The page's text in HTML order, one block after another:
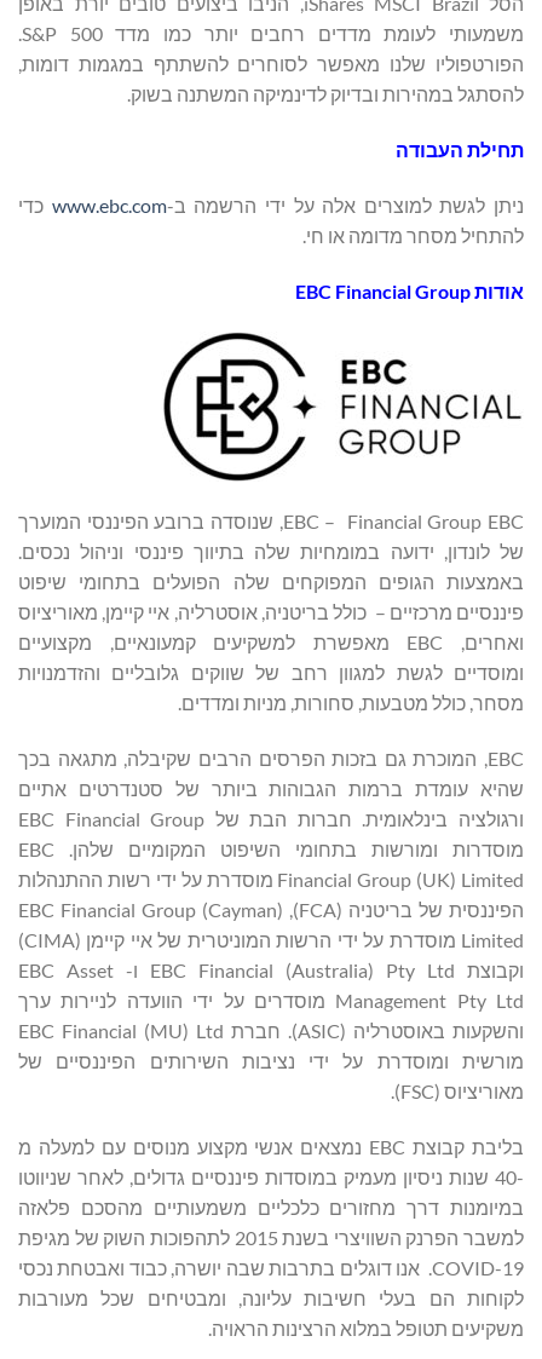
משמעותי לעומת מדדים רחבים יותר כמו מדד S&P 500.
הפורטפוליו שלנו מאפשר לסוחרים להשתתף במגמות דומות,
להסתגל במהירות ובדיוק לדינמיקה המשתנה בשוק.
תחילת העבודה
ניתן לגשת למוצרים אלה על ידי הרשמה ב-www.ebc.com כדי
להתחיל מסחר מדומה או חי.
אודות EBC Financial Group
EBC – Financial Group EBC, שנוסדה ברובע הפיננסי המוערך
של לונדון, ידועה במומחיות שלה בתיווך פיננסי וניהול נכסים.
באמצעות הגופים המפוקחים שלה הפועלים בתחומי שיפוט
פיננסיים מרכזיים – כולל בריטניה, אוסטרליה, איי קיימן, מאוריציוס
ואחרים, EBC מאפשרת למשקיעים קמעונאיים, מקצועיים
ומוסדיים לגשת למגוון רחב של שווקים גלובליים והזדמנויות
מסחר, כולל מטבעות, סחורות, מניות ומדדים.
EBC, המוכרת גם בזכות הפרסים הרבים שקיבלה, מתגאה בכך
שהיא עומדת ברמות הגבוהות ביותר של סטנדרטים אתיים
ורגולציה בינלאומית. חברות הבת של EBC Financial Group
מוסדרות ומורשות בתחומי השיפוט המקומיים שלהן. EBC
Financial Group (UK) Limited מוסדרת על ידי רשות ההתנהלות
הפיננסית של בריטניה (FCA), EBC Financial Group (Cayman)
Limited מוסדרת על ידי הרשות המוניטרית של איי קיימן (CIMA)
וקבוצת EBC Financial (Australia) Pty Ltd ו- EBC Asset
Management Pty Ltd מוסדרים על ידי הוועדה לניירות ערך
והשקעות באוסטרליה (ASIC). חברת EBC Financial (MU) Ltd
מורשית ומוסדרת על ידי נציבות השירותים הפיננסיים של
מאוריציוס (FSC).
בליבת קבוצת EBC נמצאים אנשי מקצוע מנוסים עם למעלה מ
-40 שנות ניסיון מעמיק במוסדות פיננסיים גדולים, לאחר שניווטו
במיומנות דרך מחזורים כלכליים משמעותיים מהסכם פלאזה
למשבר הפרנק השוויצרי בשנת 2015 לתהפוכות השוק של מגיפת
COVID-19. אנו דוגלים בתרבות שבה יושרה, כבוד ואבטחת נכסי
לקוחות הם בעלי חשיבות עליונה, ומבטיחים שכל מעורבות
משקיעים תטופל במלוא הרצינות הראויה.